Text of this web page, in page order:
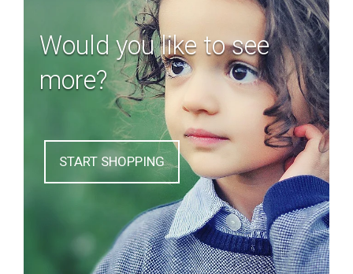
Would you like to see
more?
START SHOPPING